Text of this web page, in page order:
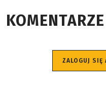
KOMENTARZE
ZALOGUJ SIĘ